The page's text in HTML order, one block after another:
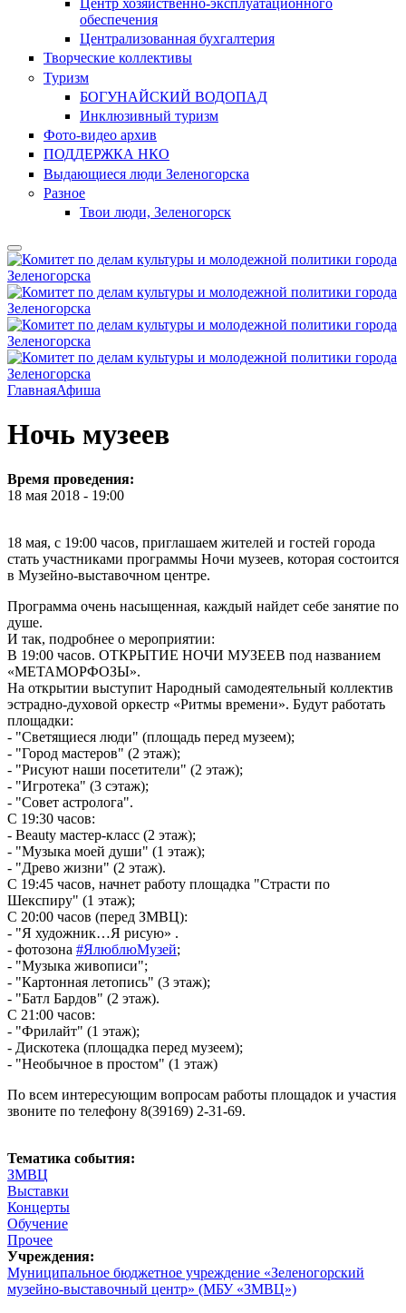
Центр хозяйственно-эксплуатационного
обеспечения
Централизованная бухгалтерия
Творческие коллективы
Туризм
БОГУНАЙСКИЙ ВОДОПАД
Инклюзивный туризм
Фото-видео архив
ПОДДЕРЖКА НКО
Выдающиеся люди Зеленогорска
Разное
Твои люди, Зеленогорск
ГлавнаяАфиша
Ночь музеев
Время проведения:
18 мая 2018 - 19:00
18 мая, с 19:00 часов, приглашаем жителей и гостей города
стать участниками программы Ночи музеев, которая состоится
в Музейно-выставочном центре.
Программа очень насыщенная, каждый найдет себе занятие по
душе.
И так, подробнее о мероприятии:
В 19:00 часов. ОТКРЫТИЕ НОЧИ МУЗЕЕВ под названием
«МЕТАМОРФОЗЫ».
На открытии выступит Народный самодеятельный коллектив
эстрадно-духовой оркестр «Ритмы времени». Будут работать
площадки:
- "Светящиеся люди" (площадь перед музеем);
- "Город мастеров" (2 этаж);
- "Рисуют наши посетители" (2 этаж);
- "Игротека" (3 сэтаж);
- "Совет астролога".
С 19:30 часов:
- Beauty мастер-класс (2 этаж);
- "Музыка моей души" (1 этаж);
- "Древо жизни" (2 этаж).
С 19:45 часов, начнет работу площадка "Страсти по
Шекспиру" (1 этаж);
С 20:00 часов (перед ЗМВЦ):
- "Я художник…Я рисую» .
- фотозона #ЯлюблюМузей;
- "Музыка живописи";
- "Картонная летопись" (3 этаж);
- "Батл Бардов" (2 этаж).
С 21:00 часов:
- "Фрилайт" (1 этаж);
- Дискотека (площадка перед музеем);
- "Необычное в простом" (1 этаж)
По всем интересующим вопросам работы площадок и участия
звоните по телефону 8(39169) 2-31-69.
Тематика события:
ЗМВЦ
Выставки
Концерты
Обучение
Прочее
Учреждения:
Муниципальное бюджетное учреждение «Зеленогорский
музейно-выставочный центр» (МБУ «ЗМВЦ»)